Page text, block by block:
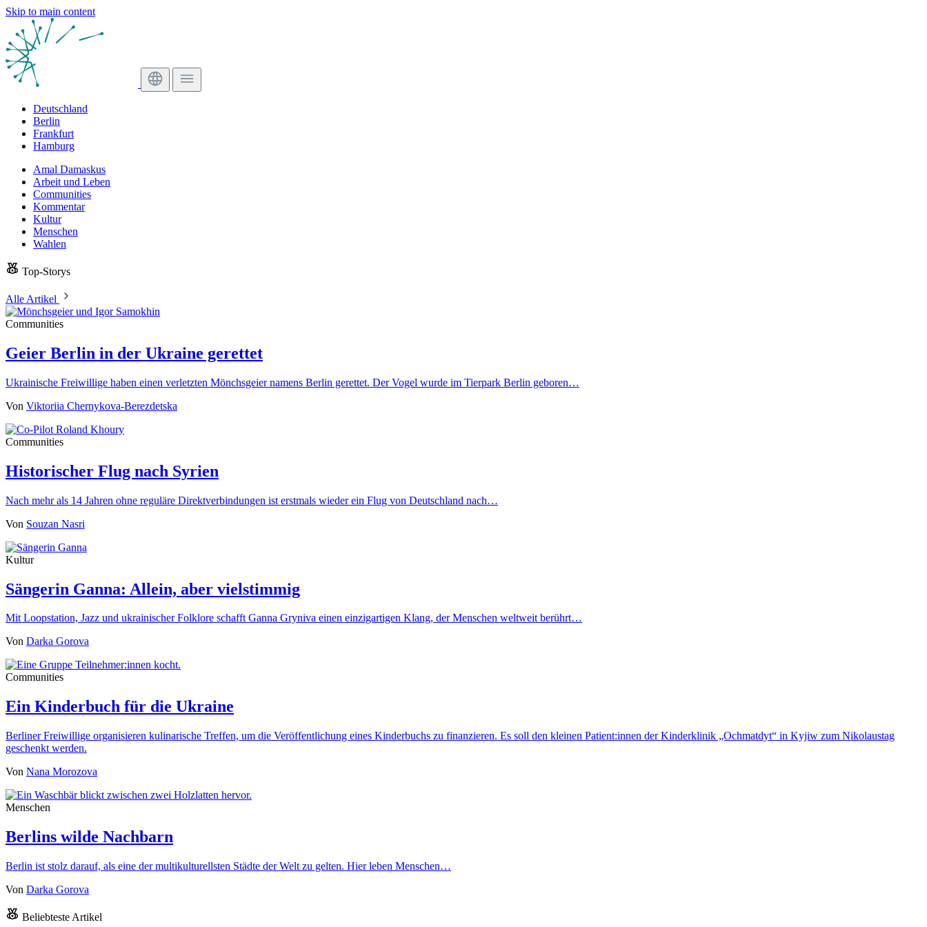
Skip to main content
Deutschland
Berlin
Frankfurt
Hamburg
Amal Damaskus
Arbeit und Leben
Communities
Kommentar
Kultur
Menschen
Wahlen
Top-Storys
Alle Artikel
Communities
Geier Berlin in der Ukraine gerettet
Ukrainische Freiwillige haben einen verletzten Mönchsgeier namens Berlin gerettet. Der Vogel wurde im Tierpark Berlin geboren…
Von Viktoriia Chernykova-Berezdetska
Communities
Historischer Flug nach Syrien
Nach mehr als 14 Jahren ohne reguläre Direktverbindungen ist erstmals wieder ein Flug von Deutschland nach…
Von Souzan Nasri
Kultur
Sängerin Ganna: Allein, aber vielstimmig
Mit Loopstation, Jazz und ukrainischer Folklore schafft Ganna Gryniva einen einzigartigen Klang, der Menschen weltweit berührt…
Von Darka Gorova
Communities
Ein Kinderbuch für die Ukraine
Berliner Freiwillige organisieren kulinarische Treffen, um die Veröffentlichung eines Kinderbuchs zu finanzieren. Es soll den kleinen Patient:innen der Kinderklinik „Ochmatdyt“ in Kyjiw zum Nikolaustag
geschenkt werden.
Von Nana Morozova
Menschen
Berlins wilde Nachbarn
Berlin ist stolz darauf, als eine der multikulturellsten Städte der Welt zu gelten. Hier leben Menschen…
Von Darka Gorova
Beliebteste Artikel